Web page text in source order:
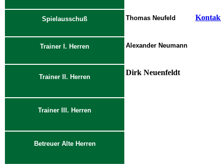
Spielausschuß Thomas Neufeld
Trainer I. Herren Alexander Neumann
Trainer II. Herren
Dirk Neuenfeldt
Trainer III. Herren
Betreuer Alte Herren